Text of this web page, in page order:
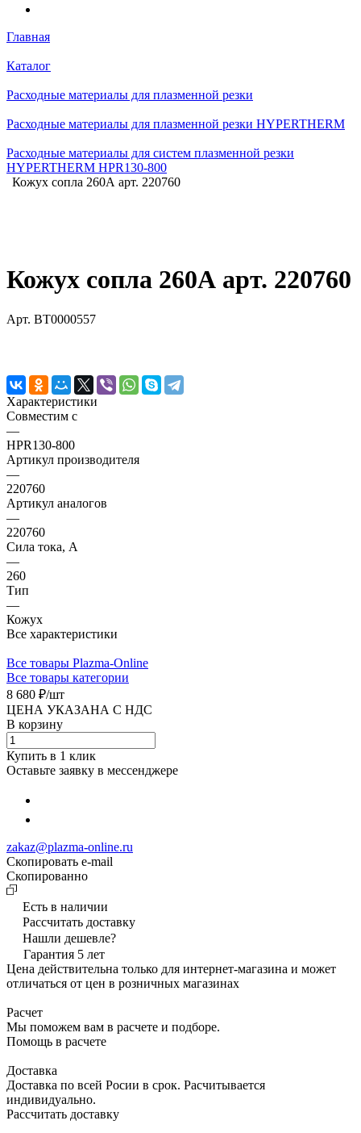
Главная
Каталог
Расходные материалы для плазменной резки
Расходные материалы для плазменной резки HYPERTHERM
Расходные материалы для систем плазменной резки
HYPERTHERM HPR130-800
Кожух сопла 260А арт. 220760
Кожух сопла 260А арт. 220760
Арт. BT0000557
Характеристики
Совместим с
—
HPR130-800
Артикул производителя
—
220760
Артикул аналогов
—
220760
Сила тока, А
—
260
Тип
—
Кожух
Все характеристики
Все товары Plazma-Online
Все товары категории
8 680 ₽/шт
ЦЕНА УКАЗАНА С НДС
В корзину
Купить в 1 клик
Оставьте заявку в мессенджере
zakaz@plazma-online.ru
Скопировать e-mail
Cкопированно
Есть в наличии
Рассчитать доставку
Нашли дешевле?
Гарантия 5 лет
Цена действительна только для интернет-магазина и может
отличаться от цен в розничных магазинах
Расчет
Мы поможем вам в расчете и подборе.
Помощь в расчете
Доставка
Доставка по всей Росии в срок. Расчитывается
индивидуально.
Рассчитать доставку